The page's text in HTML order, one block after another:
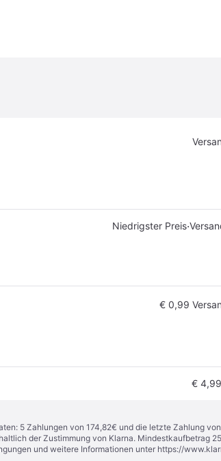
Niedrigster Preis·
€ 0,99
€
5 Zahlungen von 174,82€ und die letzte Zahlung
der Zustimmung von Klarna. Mindestkaufbetrag
und weitere Informationen unter https://